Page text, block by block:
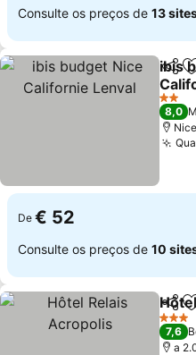
Consulte os preços de 13
ibis
Ver
2
8,0
De € 52
Consulte os preços de 10
3
7,6
a